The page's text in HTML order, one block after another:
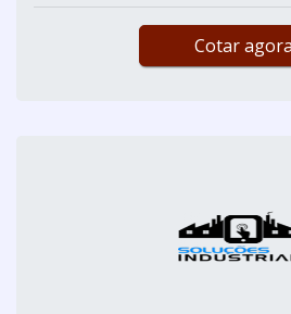
Cotar agora